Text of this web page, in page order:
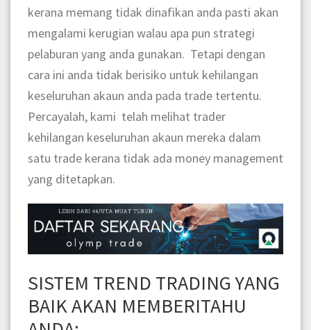
kerana memang tidak dinafikan anda pasti akan
mengalami kerugian walau apa pun strategi
pelaburan yang anda gunakan. Tetapi dengan
cara ini anda tidak berisiko untuk kehilangan
keseluruhan akaun anda pada trade tertentu.
Percayalah, kami telah melihat trader
kehilangan keseluruhan akaun mereka dalam
satu trade kerana tidak ada money management
yang ditetapkan.
SISTEM TREND TRADING YANG
BAIK AKAN MEMBERITAHU